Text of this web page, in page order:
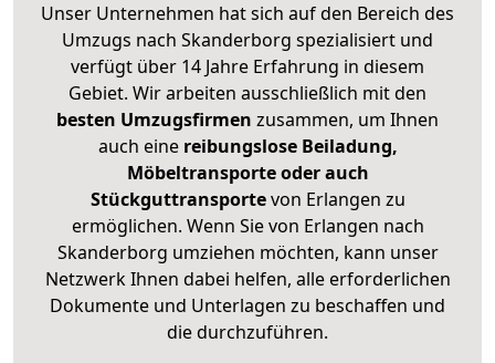
Unser Unternehmen hat sich auf den Bereich des
Umzugs nach Skanderborg spezialisiert und
verfügt über 14 Jahre Erfahrung in diesem
Gebiet. Wir arbeiten ausschließlich mit den
besten Umzugsfirmen zusammen, um Ihnen
auch eine reibungslose Beiladung,
Möbeltransporte oder auch
Stückguttransportevon Erlangen zu
ermöglichen. Wenn Sie von Erlangen nach
Skanderborg umziehen möchten, kann unser
Netzwerk Ihnen dabei helfen, alle erforderlichen
Dokumente und Unterlagen zu beschaffen und
die durchzuführen.